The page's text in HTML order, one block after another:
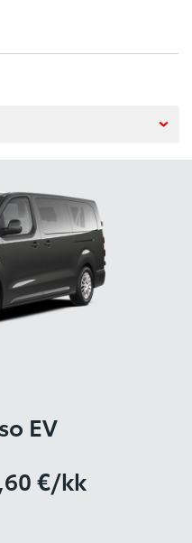
EV
€/kk